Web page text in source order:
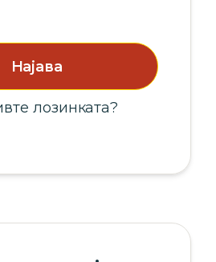
Најава
лозинката?